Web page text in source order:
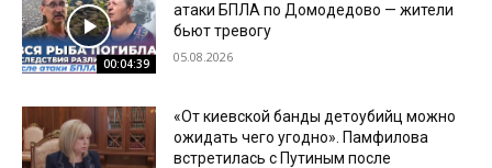
00:04:39
атаки БПЛА по Домодедово — жители
бьют тревогу
05.08.2026
«От киевской банды детоубийц можно
ожидать чего угодно». Памфилова
встретилась с Путиным после